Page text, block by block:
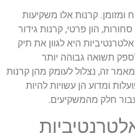
ומזומן. קרנות אלו משקיעות
סחורות, הון פרטי, קרנות גידור
היא לגוון את תיק
תשואה גבוהה יותר
זה, נצלול לעומק מהן קרנות
ומדוע הן עשויות להיות
חלק מהמשקיעים.